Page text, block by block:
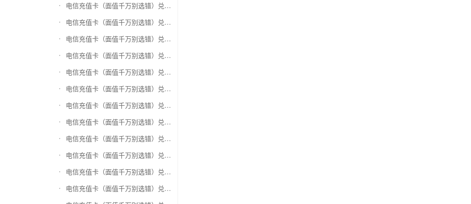
电信充值卡（面值千万别选错）兑换中石油省卡
电信充值卡（面值千万别选错）兑换必胜客
电信充值卡（面值千万别选错）兑换星巴克
电信充值卡（面值千万别选错）兑换哈根达斯电子券
电信充值卡（面值千万别选错）兑换平安1768欢乐豆
电信充值卡（面值千万别选错）兑换金山一卡通
电信充值卡（面值千万别选错）兑换汉购通
电信充值卡（面值千万别选错）兑换肯德基
电信充值卡（面值千万别选错）兑换CoCo
电信充值卡（面值千万别选错）兑换COSTA
电信充值卡（面值千万别选错）兑换滴滴打车
电信充值卡（面值千万别选错）兑换锦江e卡通(锦江一卡通)